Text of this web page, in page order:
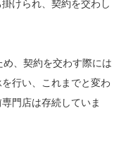
けられ、契約を交わし
、契約を交わす際には
行い、これまでと変わ
門店は存続していま